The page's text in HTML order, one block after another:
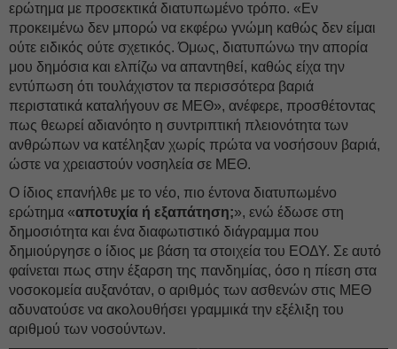
ερώτημα με προσεκτικά διατυπωμένο τρόπο. «Εν
προκειμένω δεν μπορώ να εκφέρω γνώμη καθώς δεν είμαι
ούτε ειδικός ούτε σχετικός. Όμως, διατυπώνω την απορία
μου δημόσια και ελπίζω να απαντηθεί, καθώς είχα την
εντύπωση ότι τουλάχιστον τα περισσότερα βαριά
περιστατικά καταλήγουν σε ΜΕΘ», ανέφερε, προσθέτοντας
πως θεωρεί αδιανόητο η συντριπτική πλειονότητα των
ανθρώπων να κατέληξαν χωρίς πρώτα να νοσήσουν βαριά,
ώστε να χρειαστούν νοσηλεία σε ΜΕΘ.
Ο ίδιος επανήλθε με το νέο, πιο έντονα διατυπωμένο
ερώτημα «αποτυχία ή εξαπάτηση;», ενώ έδωσε στη
δημοσιότητα και ένα διαφωτιστικό διάγραμμα που
δημιούργησε ο ίδιος με βάση τα στοιχεία του ΕΟΔΥ. Σε αυτό
φαίνεται πως στην έξαρση της πανδημίας, όσο η πίεση στα
νοσοκομεία αυξανόταν, ο αριθμός των ασθενών στις ΜΕΘ
αδυνατούσε να ακολουθήσει γραμμικά την εξέλιξη του
αριθμού των νοσούντων.